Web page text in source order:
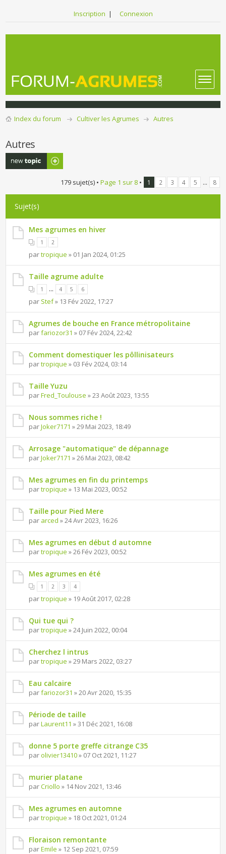
Inscription | Connexion
Index du forum Cultiver les Agrumes Autres
Autres
Publier un
nouveau sujet
179 sujet(s) • Page 1 sur 8• 1 2 3 4 5 ... 8
Sujet(s)
Mes agrumes en hiver
1 2
partropique » 01 Jan 2024, 01:25
Taille agrume adulte
1 ... 4 5 6
par Stef» 13 Fév 2022, 17:27
Agrumes de bouche en France métropolitaine
parfariozor31 » 07 Fév 2024, 22:42
Comment domestiquer les pôllinisateurs
partropique » 03 Fév 2024, 03:14
Taille Yuzu
parFred_Toulouse » 23 Août 2023, 13:55
Nous sommes riche !
parJoker7171 » 29 Mai 2023, 18:49
Arrosage "automatique" de dépannage
parJoker7171 » 26 Mai 2023, 08:42
Mes agrumes en fin du printemps
partropique » 13 Mai 2023, 00:52
Taille pour Pied Mere
par arced » 24 Avr 2023, 16:26
Mes agrumes en début d automne
partropique » 26 Fév 2023, 00:52
Mes agrumes en été
1 2 3 4
partropique » 19 Août 2017, 02:28
Qui tue qui ?
partropique » 24 Juin 2022, 00:04
Cherchez l intrus
partropique » 29 Mars 2022, 03:27
Eau calcaire
parfariozor31 » 20 Avr 2020, 15:35
Période de taille
parLaurent11 » 31 Déc 2021, 16:08
donne 5 porte greffe citrange C35
parolivier13410» 07 Oct 2021, 11:27
murier platane
parCriollo » 14 Nov 2021, 13:46
Mes agrumes en automne
partropique » 18 Oct 2021, 01:24
Floraison remontante
parEmile » 12 Sep 2021, 07:59